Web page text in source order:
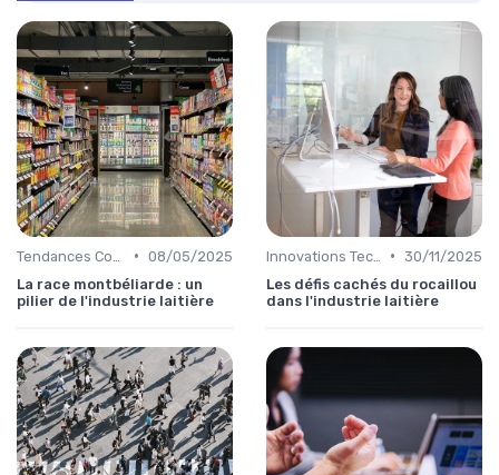
• 08/05/2025
La race montbéliarde : un
pilier de l'industrie laitière
• 30/11/2025
Les défis cachés du rocaillou
dans l'industrie laitière